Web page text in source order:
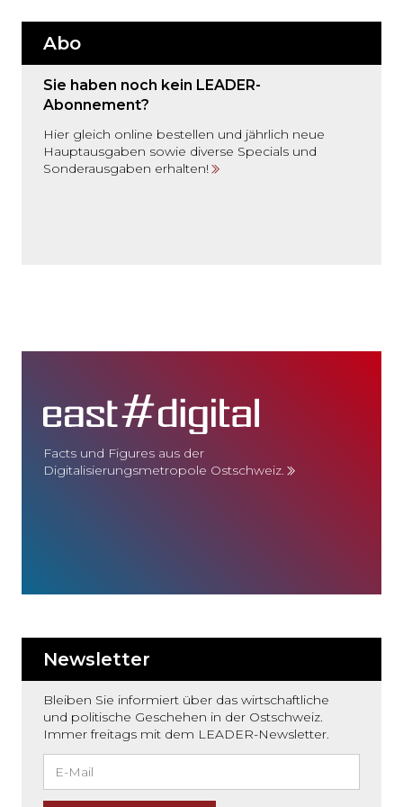
Abo
Sie haben noch kein LEADER-
Abonnement?
Hier gleich online bestellen und jährlich neue
Hauptausgaben sowie diverse Specials und
Sonderausgaben erhalten!
Facts und Figures aus der
Digitalisierungsmetropole Ostschweiz.
Newsletter
Bleiben Sie informiert über das wirtschaftliche
und politische Geschehen in der Ostschweiz.
Immer freitags mit dem LEADER-Newsletter.